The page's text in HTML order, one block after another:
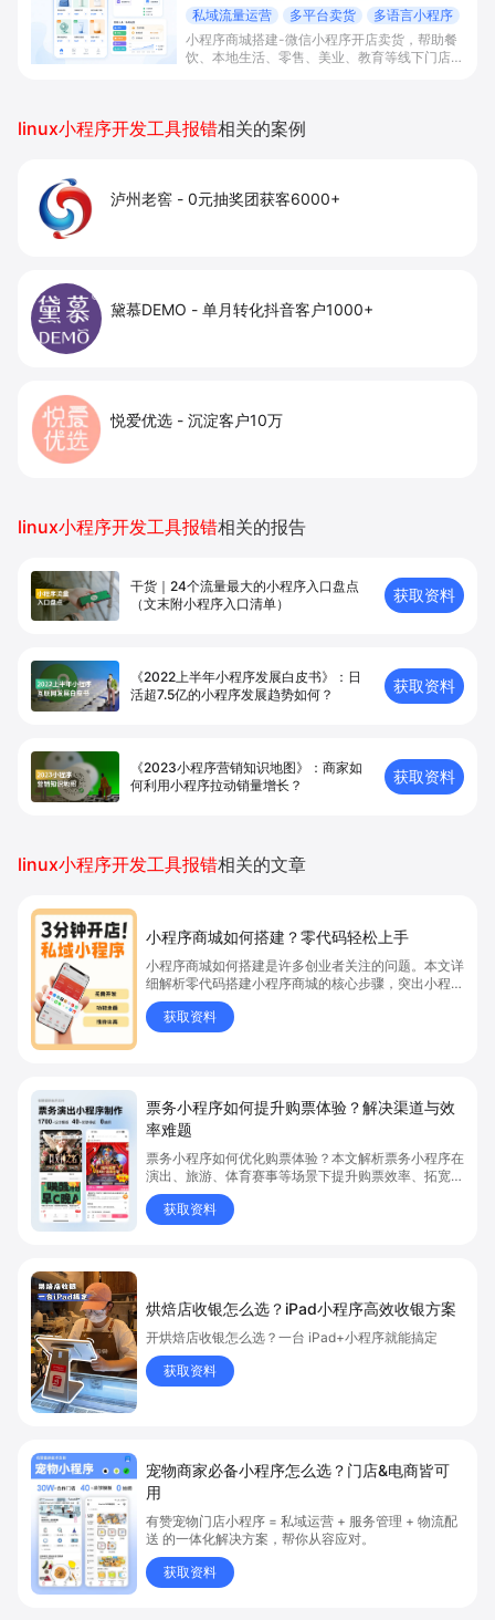
私域流量运营
多平台卖货
多语言小程序
小程序商城搭建-微信小程序开店卖货，帮助餐
饮、本地生活、零售、美业、教育等线下门店及
linux小程序开发工具报错相关的案例
泸州老窖 - 0元抽奖团获客6000+
黛慕DEMO - 单月转化抖音客户1000+
悦爱优选 - 沉淀客户10万
linux小程序开发工具报错相关的报告
干货｜24个流量最大的小程序入口盘点
（文末附小程序入口清单）
获取资料
《2022上半年小程序发展白皮书》：日
活超7.5亿的小程序发展趋势如何？
获取资料
《2023小程序营销知识地图》：商家如
何利用小程序拉动销量增长？
获取资料
linux小程序开发工具报错相关的文章
小程序商城如何搭建？零代码轻松上手
小程序商城如何搭建是许多创业者关注的问题。本文详
细解析零代码搭建小程序商城的核心步骤，突出小程序
商城、商城搭建与零代码开店优势，帮助你轻松实现商
品上架、全渠道销售及高效会员运营，快速开启线上卖
货新模式。点击获取详细操作指南！
获取资料
票务小程序如何提升购票体验？解决渠道与效
率难题
票务小程序如何优化购票体验？本文解析票务小程序在
演出、旅游、体育赛事等场景下提升购票效率、拓宽销
售渠道、实现会员精准营销的具体方式。关键词包括
“票务小程序”、“购票体验”、“购票效率”。
获取资料
烘焙店收银怎么选？iPad小程序高效收银方案
开烘焙店收银怎么选？一台 iPad+小程序就能搞定
获取资料
宠物商家必备小程序怎么选？门店&电商皆可
用
有赞宠物门店小程序 = 私域运营 + 服务管理 + 物流配
送 的一体化解决方案，帮你从容应对。
获取资料